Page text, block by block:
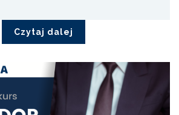
Czytaj dalej